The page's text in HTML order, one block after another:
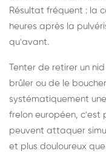
Résultat fréquent : la
heures après la
qu'avant.
Tenter de retirer un
brûler ou de le
systématiquement
frelon européen, c'est
peuvent attaquer
et plus douloureux